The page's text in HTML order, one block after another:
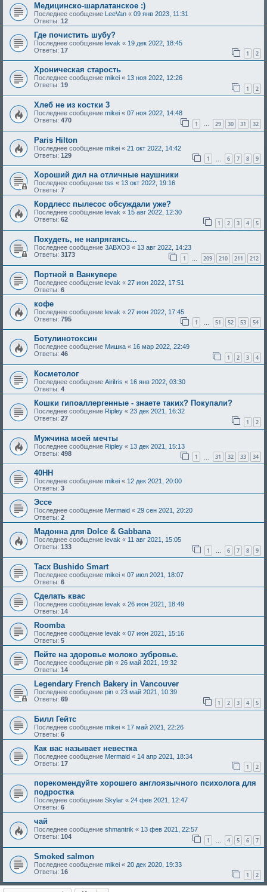
Медицинско-шарлатанское :)
Последнее сообщение LeeVan « 09 янв 2023, 11:31
Ответы: 12
Где почистить шубу?
Последнее сообщение levak « 19 дек 2022, 18:45
Ответы: 17 1 2
Хроническая старость
Последнее сообщение mikei « 13 ноя 2022, 12:26
Ответы: 19 1 2
Хлеб не из костки 3
Последнее сообщение mikei « 07 ноя 2022, 14:48
Ответы: 470 1 … 29 30 31 32
Paris Hilton
Последнее сообщение mikei « 21 окт 2022, 14:42
Ответы: 129 1 6 7 8 9
Хороший дил на отличные наушники
Последнее сообщение tss « 13 окт 2022, 19:16
Ответы: 7
Кордлесс пылесос обсуждали уже?
Последнее сообщение levak « 15 авг 2022, 12:30
Ответы: 62 1 2 3 4 5
Похудеть, не напрягаясь...
Последнее сообщение 3ABXO3 « 13 авг 2022, 14:23
Ответы: 3173 1 … 209 210 211 212
Портной в Ванкувере
Последнее сообщение levak « 27 июн 2022, 17:51
Ответы: 6
кофе
Последнее сообщение levak « 27 июн 2022, 17:45
Ответы: 795 1 51 52 53 54
Ботулинотоксин
Последнее сообщение Мишка « 16 мар 2022, 22:49
Ответы: 46 1 2 3 4
Косметолог
Последнее сообщение AiriIris « 16 янв 2022, 03:30
Ответы: 4
Кошки гипоаллергенные - знаете таких? Покупали?
Последнее сообщение Ripley « 23 дек 2021, 16:32
Ответы: 27 1 2
Мужчина моей мечты
Последнее сообщение Ripley « 13 дек 2021, 15:13
Ответы: 498 1 31 32 33 34
40HH
Последнее сообщение mikei « 12 дек 2021, 20:00
Ответы: 3
Эссе
Последнее сообщение Mermaid « 29 сен 2021, 20:20
Ответы: 2
Мадонна для Dolce & Gabbana
Последнее сообщение levak « 11 авг 2021, 15:05
Ответы: 133 1 … 6 7 8 9
Tacx Bushido Smart
Последнее сообщение mikei « 07 июл 2021, 18:07
Ответы: 6
Сделать квас
Последнее сообщение levak « 26 июн 2021, 18:49
Ответы: 14
Roomba
Последнее сообщение levak « 07 июн 2021, 15:16
Ответы: 5
Пейте на здоровье молоко зубровье.
Последнее сообщение pin « 26 май 2021, 19:32
Ответы: 14
Legendary French Bakery in Vancouver
Последнее сообщение pin « 23 май 2021, 10:39
Ответы: 69 1 2 3 4 5
Билл Гейтс
Последнее сообщение mikei « 17 май 2021, 22:26
Ответы: 6
Как вас называет невестка
Последнее сообщение Mermaid « 14 апр 2021, 18:34
Ответы: 17 1 2
порекомендуйте хорошего англоязычного психолога для
подростка
Последнее сообщение Skylar « 24 фев 2021, 12:47
Ответы: 6
чай
Последнее сообщение shmantrik « 13 фев 2021, 22:57
Ответы: 104 1 … 4 5 6 7
Smoked salmon
Последнее сообщение mikei « 20 дек 2020, 19:33
Ответы: 16 1 2